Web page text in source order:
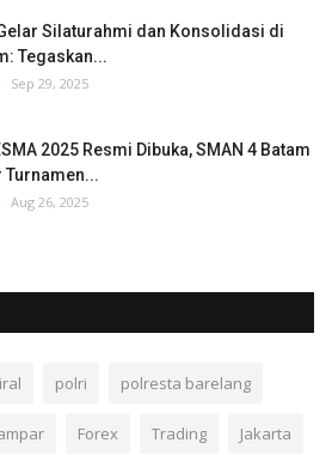
Silaturahmi dan Konsolidasi di
Tegaskan...
Sep 29, 2025
2025 Resmi Dibuka, SMAN 4 Batam
Turnamen...
Aug 26, 2025
polri polresta barelang
Forex Trading Jakarta